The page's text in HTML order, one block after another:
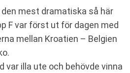
den mest dramatiska så här
F var först ut för dagen med
mellan Kroatien – Belgien
var illa ute och behövde vinna